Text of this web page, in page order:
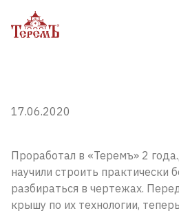
Вакансии в Москве
Вакансии в Бронницах
17.06.2020
Проработал в «Теремъ» 2 года.
научили строить практически
разбираться в чертежах.
крышу по их технологии,